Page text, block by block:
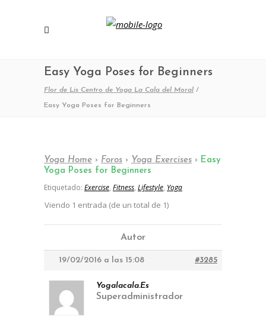
Easy Yoga Poses for Beginners
Flor de Lis Centro de Yoga La Cala del Moral /
Easy Yoga Poses for Beginners
Yoga Home › Foros › Yoga Exercises › Easy
Yoga Poses for Beginners
Etiquetado: Exercise, Fitness, Lifestyle, Yoga
Viendo 1 entrada (de un total de 1)
Autor
19/02/2016 a las 15:08 #3285
Yogalacala.es
Superadministrador